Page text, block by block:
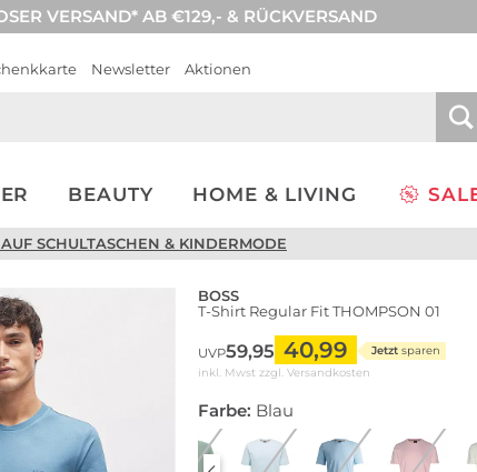
VERSAND* AB €129,- & RÜCKVERSAND
Newsletter Aktionen
BEAUTY HOME & LIVING
SCHULTASCHEN & KINDERMODE
BOSS
T-Shirt Regular Fit THOMPSON 01
UVP59,95 40,99 Jetzt sparen
inkl. Mwst zzgl. Versandkosten
Farbe: Blau